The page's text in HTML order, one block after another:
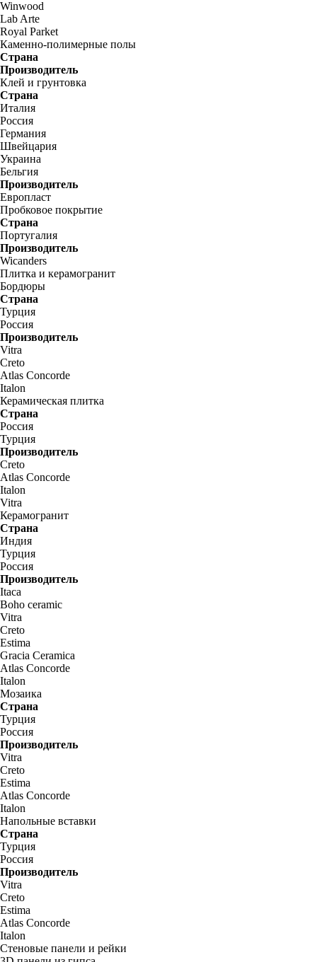
Winwood
Lab Arte
Royal Parket
Каменно-полимерные полы
Страна
Производитель
Клей и грунтовка
Страна
Италия
Россия
Германия
Швейцария
Украина
Бельгия
Производитель
Европласт
Пробковое покрытие
Страна
Португалия
Производитель
Wicanders
Плитка и керамогранит
Бордюры
Страна
Турция
Россия
Производитель
Vitra
Creto
Atlas Concorde
Italon
Керамическая плитка
Страна
Россия
Турция
Производитель
Creto
Atlas Concorde
Italon
Vitra
Керамогранит
Страна
Индия
Турция
Россия
Производитель
Itaca
Boho ceramic
Vitra
Creto
Estima
Gracia Ceramica
Atlas Concorde
Italon
Мозаика
Страна
Турция
Россия
Производитель
Vitra
Creto
Estima
Atlas Concorde
Italon
Напольные вставки
Страна
Турция
Россия
Производитель
Vitra
Creto
Estima
Atlas Concorde
Italon
Стеновые панели и рейки